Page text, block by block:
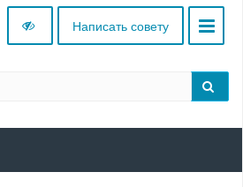
Написать совету